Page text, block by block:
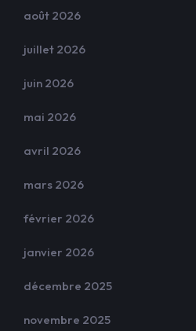
août 2026
juillet 2026
juin 2026
mai 2026
avril 2026
mars 2026
février 2026
janvier 2026
décembre 2025
novembre 2025